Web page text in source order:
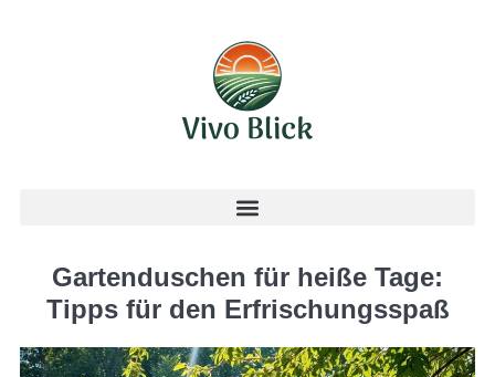
Gartenduschen für heiße Tage:
Tipps für den Erfrischungsspaß